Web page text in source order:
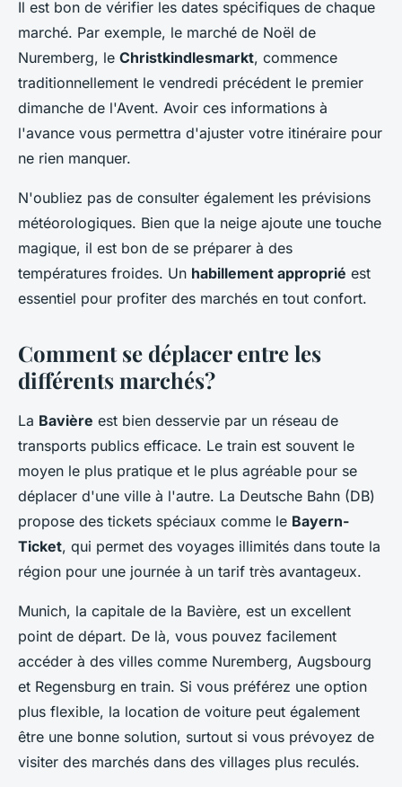
Il est bon de vérifier les dates spécifiques de chaque
marché. Par exemple, le marché de Noël de
Nuremberg, le Christkindlesmarkt, commence
traditionnellement le vendredi précédent le premier
dimanche de l'Avent. Avoir ces informations à
l'avance vous permettra d'ajuster votre itinéraire pour
ne rien manquer.
N'oubliez pas de consulter également les prévisions
météorologiques. Bien que la neige ajoute une touche
magique, il est bon de se préparer à des
températures froides. Un habillement approprié est
essentiel pour profiter des marchés en tout confort.
Comment se déplacer entre les
différents marchés?
La Bavière est bien desservie par un réseau de
transports publics efficace. Le train est souvent le
moyen le plus pratique et le plus agréable pour se
déplacer d'une ville à l'autre. La Deutsche Bahn (DB)
propose des tickets spéciaux comme le Bayern-
Ticket, qui permet des voyages illimités dans toute la
région pour une journée à un tarif très avantageux.
Munich, la capitale de la Bavière, est un excellent
point de départ. De là, vous pouvez facilement
accéder à des villes comme Nuremberg, Augsbourg
et Regensburg en train. Si vous préférez une option
plus flexible, la location de voiture peut également
être une bonne solution, surtout si vous prévoyez de
visiter des marchés dans des villages plus reculés.